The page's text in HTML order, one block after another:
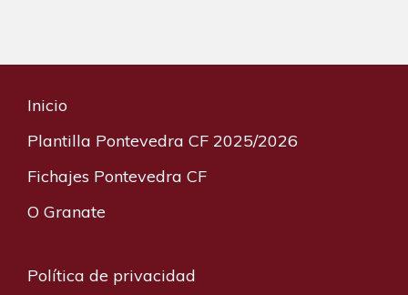
Inicio
Plantilla Pontevedra CF 2025/2026
Fichajes Pontevedra CF
O Granate
Política de privacidad